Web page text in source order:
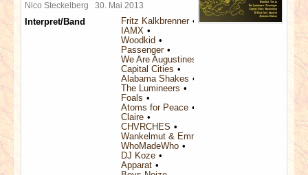
Nico Steckelberg 30. Mai 2013
Interpret/Band
Fritz Kalkbrenner
IAMX
Woodkid
Passenger
We Are Augustines
Capital Cities
Alabama Shakes
The Lumineers
Foals
Atoms for Peace
Claire
CHVRCHES
Wankelmut & Emma Louise
WhoMadeWho
DJ Koze
Apparat